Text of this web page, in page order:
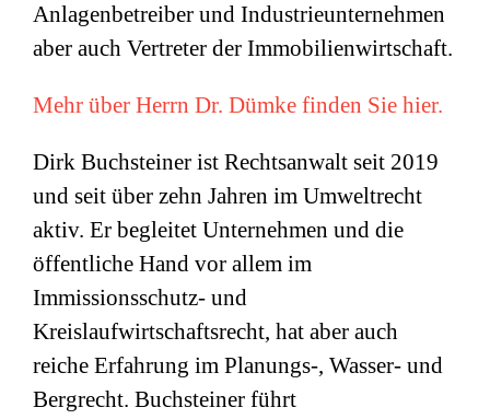
Anlagenbetreiber und Industrieunternehmen
aber auch Vertreter der Immobilienwirtschaft.
Mehr über Herrn Dr. Dümke finden Sie hier.
Dirk Buchsteiner ist Rechtsanwalt seit 2019
und seit über zehn Jahren im Umweltrecht
aktiv. Er begleitet Unternehmen und die
öffentliche Hand vor allem im
Immissionsschutz- und
Kreislaufwirtschaftsrecht, hat aber auch
reiche Erfahrung im Planungs-, Wasser- und
Bergrecht. Buchsteiner führt